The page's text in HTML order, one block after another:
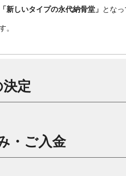
「新しいタイプの永代納骨堂」 となっ
。
定
・ご入金